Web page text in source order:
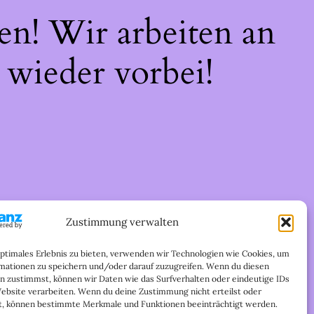
Zustimmung verwalten
Erlebnis zu bieten, verwenden wir Technologien wie Cookies, um
zu speichern und/oder darauf zuzugreifen. Wenn du diesen
zustimmst, können wir Daten wie das Surfverhalten oder eindeutige IDs
verarbeiten. Wenn du deine Zustimmung nicht erteilst oder
können bestimmte Merkmale und Funktionen beeinträchtigt werden.
Wir arbeiten an
vorbei!